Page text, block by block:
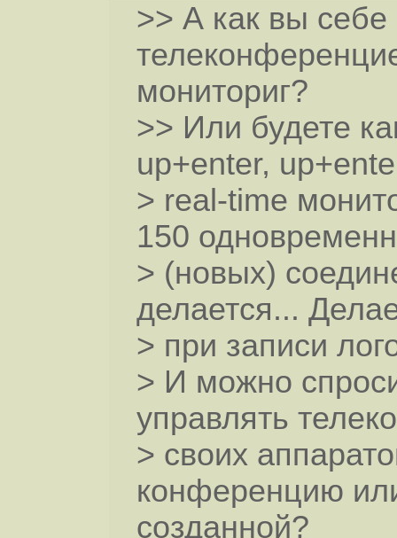
>> А как вы себе
мониториг?
>> Или будете
up+enter,
> real-time
150
> (новых)
делается...
> при записи
> И можно
управлять
> своих
конференцию
созданной?